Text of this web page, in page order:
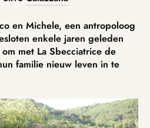
en Michele, een antropoloog
enkele jaren geleden
met La Sbecciatrice de
familie nieuw leven in te